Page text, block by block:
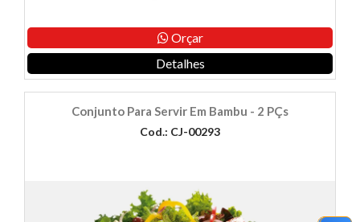
Orçar
Detalhes
Conjunto Para Servir Em Bambu - 2 PÇs
Cod.: CJ-00293